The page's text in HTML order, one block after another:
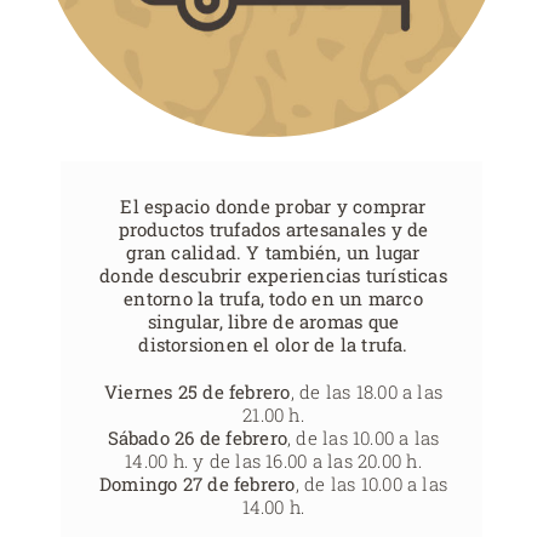
El espacio donde probar y comprar
productos trufados artesanales y de
gran calidad. Y también, un lugar
donde descubrir experiencias turísticas
entorno la trufa, todo en un marco
singular, libre de aromas que
distorsionen el olor de la trufa.
Viernes 25 de febrero, de las 18.00 a las
21.00 h.
Sábado 26 de febrero, de las 10.00 a las
14.00 h. y de las 16.00 a las 20.00 h.
Domingo 27 de febrero, de las 10.00 a las
14.00 h.